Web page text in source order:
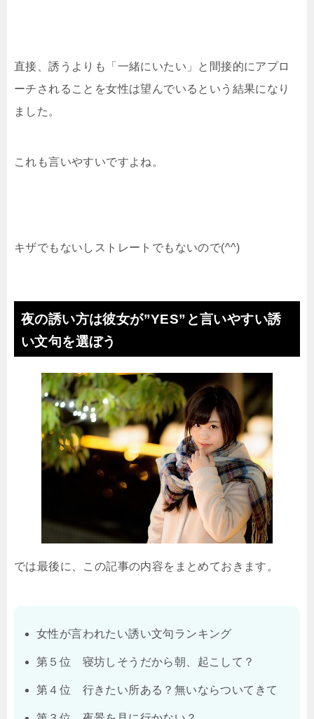
直接、誘うよりも「一緒にいたい」と間接的にアプロ
ーチされることを女性は望んでいるという結果になり
ました。
これも言いやすいですよね。
キザでもないしストレートでもないので(^^)
夜の誘い方は彼女が”YES”と言いやすい誘
い文句を選ぼう
では最後に、この記事の内容をまとめておきます。
女性が言われたい誘い文句ランキング
第５位 寝坊しそうだから朝、起こして？
第４位 行きたい所ある？無いならついてきて